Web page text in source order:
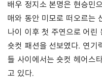
배우 정지소 본명은 현승민
매와 동안 미모로 떠오르는
나이 이후 첫 주연으로 어린
숏컷 패션을 선보였다. 연기
들 사이에서는 숏컷 헤어스
고 있다.